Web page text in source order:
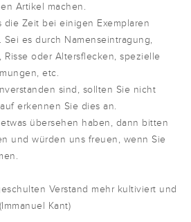
Artikel machen.
die Zeit bei einigen Exemplaren
es durch Namenseintragung,
oder Altersflecken, spezielle
etc.
sind, sollten Sie nicht
erkennen Sie dies an.
übersehen haben, dann bitten
und würden uns freuen, wenn Sie
Verstand mehr kultiviert und
Kant)